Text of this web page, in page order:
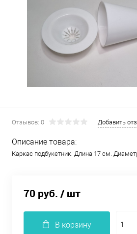
Отзывов: 0 Добавить
Описание товара:
Каркас подбукетник. Длина 17 см.
70 руб. / шт
В корзину